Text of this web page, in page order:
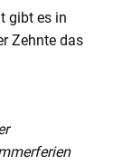
gibt es in
Zehnte das